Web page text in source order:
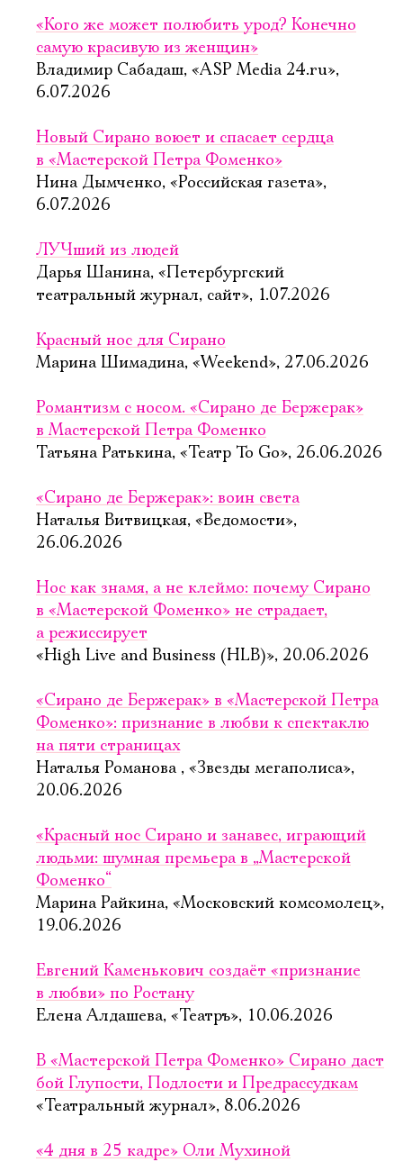
«Кого же может полюбить урод? Конечно
самую красивую из женщин»
Владимир Сабадаш, «ASP Media 24.ru»,
6.07.2026
Новый Сирано воюет и спасает сердца
в «Мастерской Петра Фоменко»
Нина Дымченко, «Российская газета»,
6.07.2026
ЛУЧший из людей
Дарья Шанина, «Петербургский
театральный журнал, сайт», 1.07.2026
Красный нос для Сирано
Марина Шимадина, «Weekend», 27.06.2026
Романтизм с носом. «Сирано де Бержерак»
в Мастерской Петра Фоменко
Татьяна Ратькина, «Театр To Go», 26.06.2026
«Сирано де Бержерак»: воин света
Наталья Витвицкая, «Ведомости»,
26.06.2026
Нос как знамя, а не клеймо: почему Сирано
в «Мастерской Фоменко» не страдает,
а режиссирует
«High Live and Business (HLB)», 20.06.2026
«Сирано де Бержерак» в «Мастерской Петра
Фоменко»: признание в любви к спектаклю
на пяти страницах
Наталья Романова , «Звезды мегаполиса»,
20.06.2026
«Красный нос Сирано и занавес, играющий
людьми: шумная премьера в „Мастерской
Фоменко“
Марина Райкина, «Московский комсомолец»,
19.06.2026
Евгений Каменькович создаёт «признание
в любви» по Ростану
Елена Алдашева, «Театръ», 10.06.2026
В «Мастерской Петра Фоменко» Сирано даст
бой Глупости, Подлости и Предрассудкам
«Театральный журнал», 8.06.2026
«4 дня в 25 кадре» Оли Мухиной